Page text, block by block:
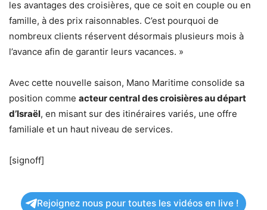
les avantages des croisières, que ce soit en couple ou en
famille, à des prix raisonnables. C’est pourquoi de
nombreux clients réservent désormais plusieurs mois à
l’avance afin de garantir leurs vacances. »
Avec cette nouvelle saison, Mano Maritime consolide sa
position comme acteur central des croisières au départ
d’Israël, en misant sur des itinéraires variés, une offre
familiale et un haut niveau de services.
[signoff]
Rejoignez nous pour toutes les vidéos en live !